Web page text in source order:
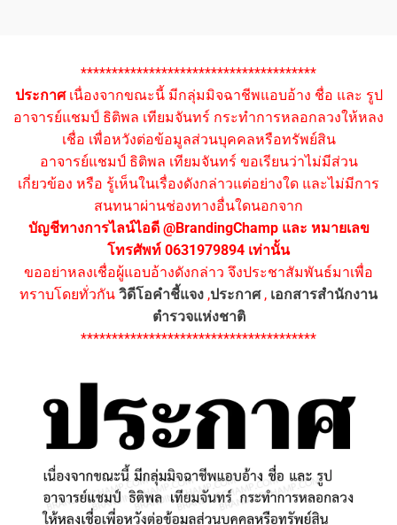
**************************************
ประกาศเนื่องจากขณะนี้ มีกลุ่มมิจฉาชีพแอบอ้าง ชื่อ และ รูป
อาจารย์แชมป์ ธิติพล เทียมจันทร์ กระทำการหลอกลวงให้หลง
เชื่อ เพื่อหวังต่อข้อมูลส่วนบุคคลหรือทรัพย์สิน
อาจารย์แชมป์ ธิติพล เทียมจันทร์ ขอเรียนว่าไม่มีส่วน
เกี่ยวข้อง หรือ รู้เห็นในเรื่องดังกล่าวแต่อย่างใด และไม่มีการ
สนทนาผ่านช่องทางอื่นใดนอกจาก
บัญชีทางการไลน์ไอดี @BrandingChamp และ หมายเลข
โทรศัพท์ 0631979894 เท่านั้น
ขออย่าหลงเชื่อผู้แอบอ้างดังกล่าว จึงประชาสัมพันธ์มาเพื่อ
ทราบโดยทั่วกัน วิดีโอคำชี้แจง ,ประกาศ, เอกสารสำนักงาน
ตำรวจแห่งชาติ
**************************************